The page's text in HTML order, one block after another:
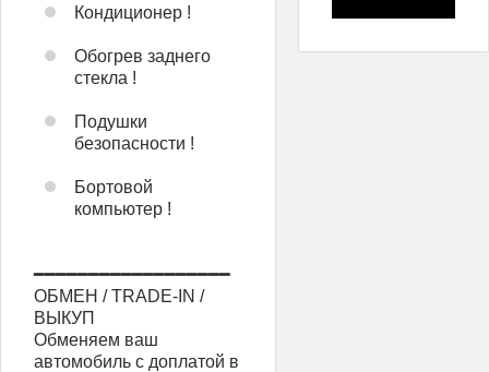
Кондиционер !
Обогрев заднего
стекла !
Подушки
безопасности !
Бортовой
компьютер !
━━━━━━━━━━━━━━━━━━
ОБМЕН / TRADE-IN /
ВЫКУП
Обменяем ваш
автомобиль с доплатой в